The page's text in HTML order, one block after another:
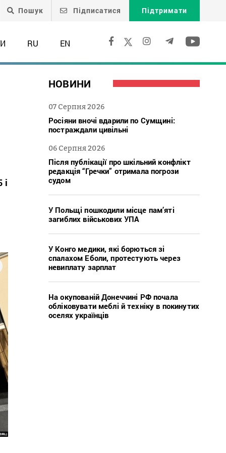
Пошук Підписатися Підтримати
RU EN
НОВИНИ
07 Серпня 2026
Росіяни вночі вдарили по Сумщині:
постраждали цивільні
06 Серпня 2026
Після публікації про шкільний конфлікт
редакція “Гречки” отримала погрози
судом
У Польщі пошкодили місце пам’яті
загиблих військових УПА
У Конго медики, які борються зі
спалахом Еболи, протестують через
невиплату зарплат
На окупованій Донеччині РФ почала
обліковувати меблі й техніку в покинутих
оселях українців